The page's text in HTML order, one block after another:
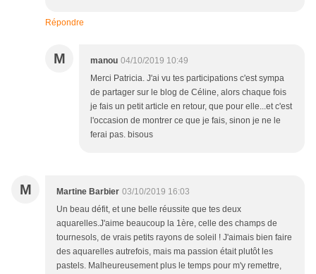
Répondre
M manou 04/10/2019 10:49
Merci Patricia. J'ai vu tes participations c'est sympa
de partager sur le blog de Céline, alors chaque fois
je fais un petit article en retour, que pour elle...et c'est
l'occasion de montrer ce que je fais, sinon je ne le
ferai pas. bisous
M Martine Barbier 03/10/2019 16:03
Un beau défit, et une belle réussite que tes deux
aquarelles.J'aime beaucoup la 1ère, celle des champs de
tournesols, de vrais petits rayons de soleil ! J'aimais bien faire
des aquarelles autrefois, mais ma passion était plutôt les
pastels. Malheureusement plus le temps pour m'y remettre,